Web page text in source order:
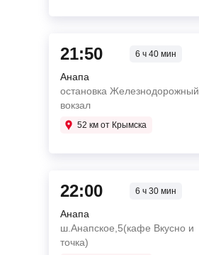
21:50 6 ч 40 мин
Анапа
остановка Железнодорожный
вокзал
52 км от Крымска
22:00 6 ч 30 мин
Анапа
ш.Анапское,5(кафе Вкусно и
точка)